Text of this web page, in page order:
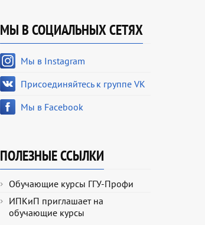
МЫ В СОЦИАЛЬНЫХ СЕТЯХ
Мы в Instagram
Присоединяйтесь к группе VK
Мы в Facebook
ПОЛЕЗНЫЕ ССЫЛКИ
Обучающие курсы ГГУ-Профи
ИПКиП приглашает на
обучающие курсы